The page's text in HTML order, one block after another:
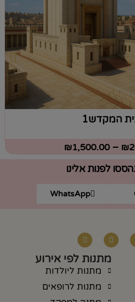
המקדש1
₪
–
₪1,500.00
לפנות אלינו
WhatsApp
מתנות לפי אירוע
מתנות ליולדות
מתנות לרופאים